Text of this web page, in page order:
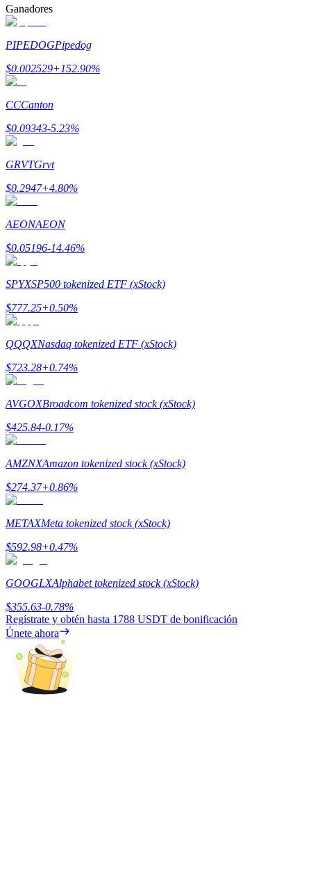
Earn
Power Piggy
Gana recompensas competitivas diariamente
Staking
Alta rentabilidad y acceso instantáneo
Bloqueos BTR
Ganadores
PIPEDOGPipedog
$0.002529+152.90%
CCCanton
$0.09343-5.23%
GRVTGrvt
$0.2947+4.80%
AEONAEON
$0.05196-14.46%
SPYXSP500 tokenized ETF (xStock)
$777.25+0.50%
QQQXNasdaq tokenized ETF (xStock)
$723.28+0.74%
AVGOXBroadcom tokenized stock (xStock)
$425.84-0.17%
AMZNXAmazon tokenized stock (xStock)
$274.37+0.86%
METAXMeta tokenized stock (xStock)
$592.98+0.47%
GOOGLXAlphabet tokenized stock (xStock)
$355.63-0.78%
Regístrate y obtén hasta 1788 USDT de bonificación
Únete ahora